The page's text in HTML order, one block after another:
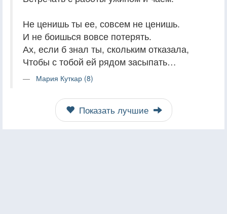
Не ценишь ты ее, совсем не ценишь.
И не боишься вовсе потерять.
Ах, если б знал ты, скольким отказала,
Чтобы с тобой ей рядом засыпать…
Мария Куткар (8)
Показать лучшие